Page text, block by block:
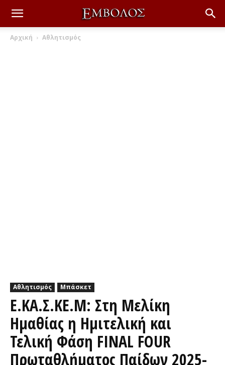
Αρχική Αθλητισμός
Αθλητισμός Μπάσκετ
E.KA.Σ.KE.M: Στη Μελίκη
Ημαθίας η Ημιτελική και
Τελική Φάση FINAL FOUR
Πρωταθλήματος Παίδων 2025-